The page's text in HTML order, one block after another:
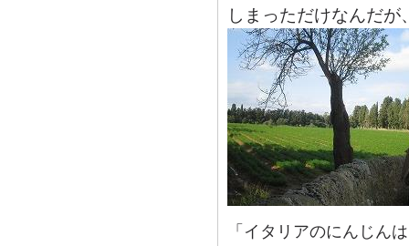
しまっただけなんだが
「イタリアのにんじん